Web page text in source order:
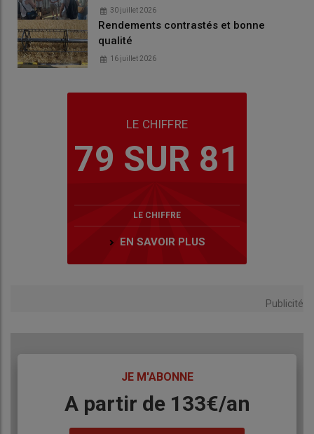
30 juillet 2026
Rendements contrastés et bonne
qualité
16 juillet 2026
LE CHIFFRE
79 SUR 81
LE CHIFFRE
EN SAVOIR PLUS
Publicité
JE M'ABONNE
BodyA partir de 133€/an